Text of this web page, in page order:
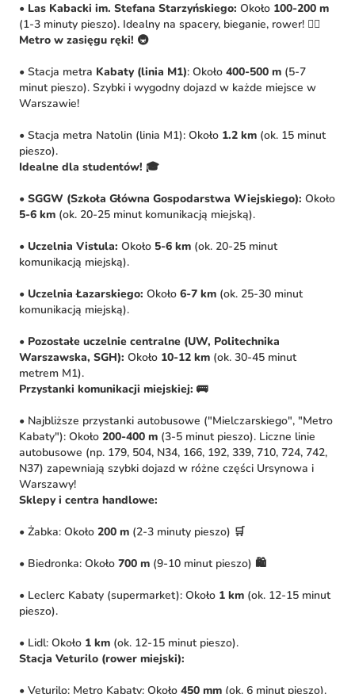
• Las Kabacki im. Stefana Starzyńskiego: Około 100-200 m
(1-3 minuty pieszo). Idealny na spacery, bieganie, rower! 🚴‍♀️
Metro w zasięgu ręki! 🚇
• Stacja metra Kabaty (linia M1): Około 400-500 m (5-7
minut pieszo). Szybki i wygodny dojazd w każde miejsce w
Warszawie!
• Stacja metra Natolin (linia M1): Około 1.2 km (ok. 15 minut
pieszo).
Idealne dla studentów! 🎓
• SGGW (Szkoła Główna Gospodarstwa Wiejskiego): Około
5-6 km (ok. 20-25 minut komunikacją miejską).
• Uczelnia Vistula: Około 5-6 km (ok. 20-25 minut
komunikacją miejską).
• Uczelnia Łazarskiego: Około 6-7 km (ok. 25-30 minut
komunikacją miejską).
• Pozostałe uczelnie centralne (UW, Politechnika
Warszawska, SGH): Około 10-12 km (ok. 30-45 minut
metrem M1).
Przystanki komunikacji miejskiej: 🚌
• Najbliższe przystanki autobusowe ("Mielczarskiego", "Metro
Kabaty"): Około 200-400 m (3-5 minut pieszo). Liczne linie
autobusowe (np. 179, 504, N34, 166, 192, 339, 710, 724, 742,
N37) zapewniają szybki dojazd w różne części Ursynowa i
Warszawy!
Sklepy i centra handlowe:
• Żabka: Około 200 m (2-3 minuty pieszo) 🛒
• Biedronka: Około 700 m (9-10 minut pieszo) 🛍️
• Leclerc Kabaty (supermarket): Około 1 km (ok. 12-15 minut
pieszo).
• Lidl: Około 1 km (ok. 12-15 minut pieszo).
Stacja Veturilo (rower miejski):
• Veturilo: Metro Kabaty: Około 450 mm (ok. 6 minut pieszo).